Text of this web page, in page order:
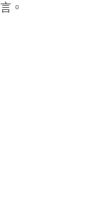
。